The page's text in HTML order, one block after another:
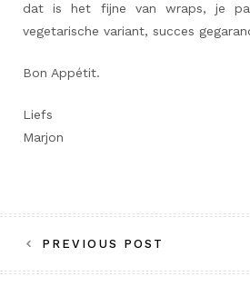
dat is het fijne van wraps, je
vegetarische variant, succes
Bon Appétit.
Liefs
Marjon
Bericht
navigatie
PREVIOUS POST